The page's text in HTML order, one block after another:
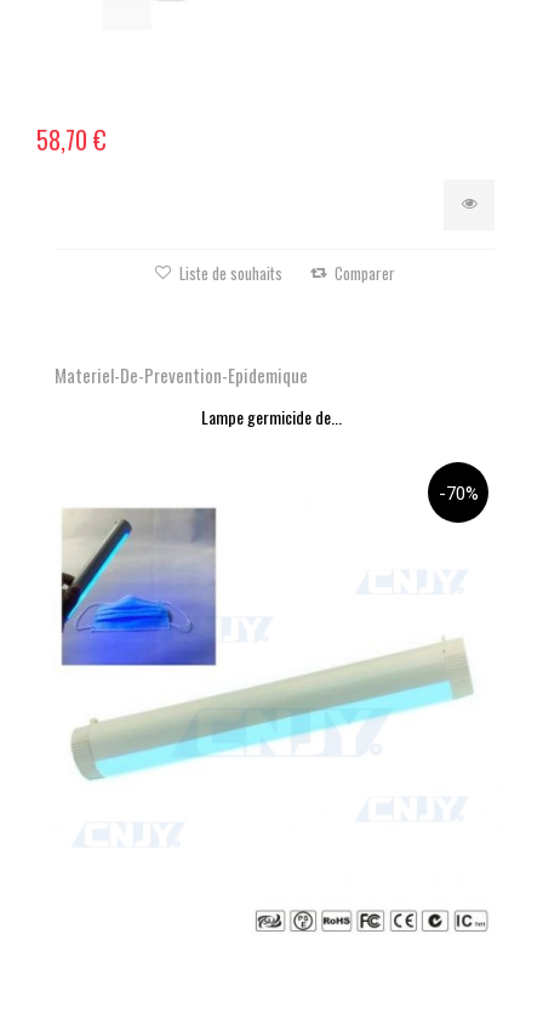
58,70 €
Liste de souhaits Comparer
Materiel-De-Prevention-Epidemique
Lampe germicide de...
-70%